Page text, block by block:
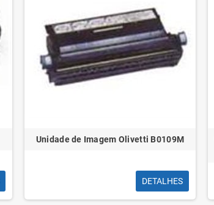
Unidade de Imagem Olivetti B0109M
DETALHES